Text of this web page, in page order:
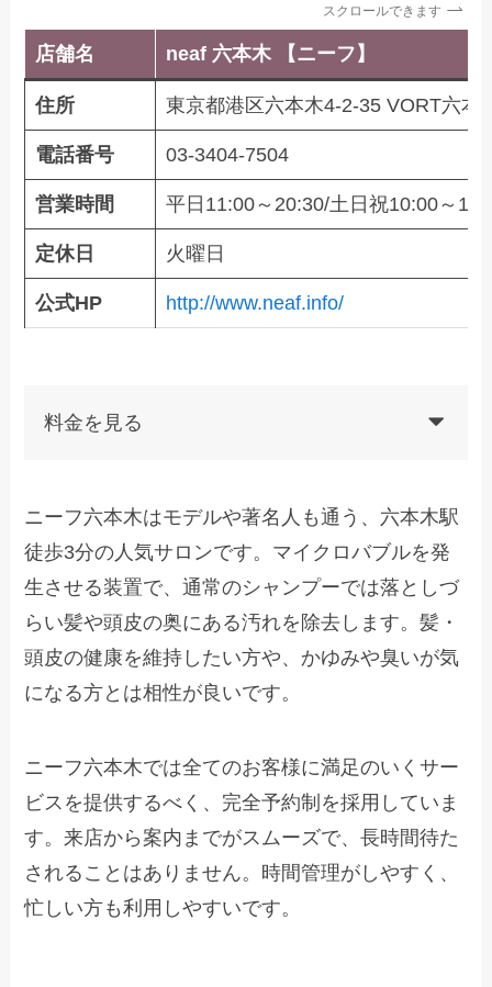
スクロールできます
店舗名 neaf 六本木 【ニーフ】
住所 東京都港区六本木4-2-35 VORT六本
電話番号 03-3404-7504
営業時間 平日11:00～20:30/土日祝10:00～
定休日 火曜日
公式HP http://www.neaf.info/
料金を見る
ニーフ六本木はモデルや著名人も通う、六本木駅
徒歩3分の人気サロンです。マイクロバブルを発
生させる装置で、通常のシャンプーでは落としづ
らい髪や頭皮の奥にある汚れを除去します。髪・
頭皮の健康を維持したい方や、かゆみや臭いが気
になる方とは相性が良いです。
ニーフ六本木では全てのお客様に満足のいくサー
ビスを提供するべく、完全予約制を採用していま
す。来店から案内までがスムーズで、長時間待た
されることはありません。時間管理がしやすく、
忙しい方も利用しやすいです。